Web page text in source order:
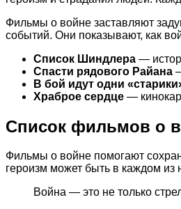
Фильмы о войне заставляют
событий. Они показывают, как
Список Шиндлера —
Спасти рядового Райана
В бой идут одни
Храброе сердце —
Список фильмов о
Фильмы о войне помогают
героизм может быть в каждом из
Война — это не только